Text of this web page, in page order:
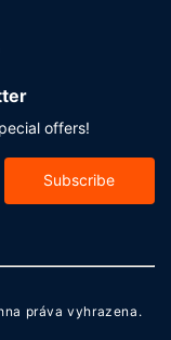
offers!
Subscribe
práva vyhrazena.